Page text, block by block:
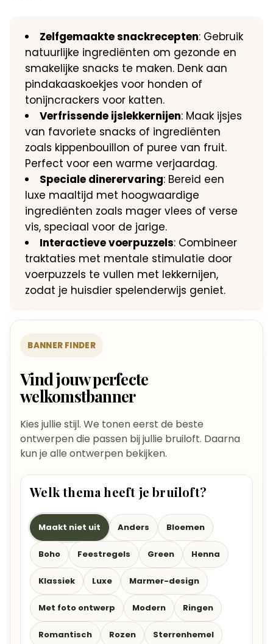
Zelfgemaakte snackrecepten: Gebruik
natuurlijke ingrediënten om gezonde en
smakelijke snacks te maken.​ Denk aan
pindakaaskoekjes voor honden of
tonijncrackers voor katten.​
Verfrissende ijslekkernijen: Maak ijsjes
van favoriete snacks of ingrediënten
zoals kippenbouillon of puree van fruit.​
Perfect voor een warme verjaardag.​
Speciale dinerervaring: Bereid een
luxe maaltijd met hoogwaardige
ingrediënten zoals mager vlees of verse
vis, speciaal voor de jarige.​
Interactieve voerpuzzels: Combineer
traktaties met mentale stimulatie door
voerpuzzels te vullen met lekkernijen,
zodat je huisdier spelenderwijs geniet.​
BANNER FINDER
Vind jouw perfecte
welkomstbanner
Kies jullie stijl. We tonen eerst de beste
ontwerpen die passen bij jullie bruiloft. Daarna
kun je alle ontwerpen bekijken.
Welk thema heeft je bruiloft?
Maakt niet uit Anders Bloemen
Boho Feestregels Green Henna
Klassiek Luxe Marmer-design
Met foto ontwerp Modern Ringen
Romantisch Rozen Sterrenhemel